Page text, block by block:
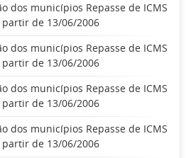
dos municípios Repasse de ICMS
partir de 13/06/2006
dos municípios Repasse de ICMS
partir de 13/06/2006
dos municípios Repasse de ICMS
partir de 13/06/2006
dos municípios Repasse de ICMS
partir de 13/06/2006